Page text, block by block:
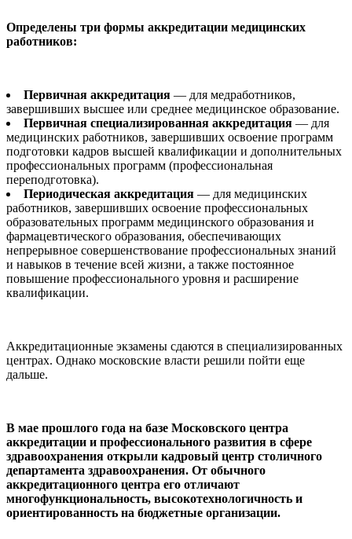
Определены три формы аккредитации медицинских
работников:
Первичная аккредитация — для медработников,
завершивших высшее или среднее медицинское образование.
Первичная специализированная аккредитация — для
медицинских работников, завершивших освоение программ
подготовки кадров высшей квалификации и дополнительных
профессиональных программ (профессиональная
переподготовка).
Периодическая аккредитация — для медицинских
работников, завершивших освоение профессиональных
образовательных программ медицинского образования и
фармацевтического образования, обеспечивающих
непрерывное совершенствование профессиональных знаний
и навыков в течение всей жизни, а также постоянное
повышение профессионального уровня и расширение
квалификации.
Аккредитационные экзамены сдаются в специализированных
центрах. Однако московские власти решили пойти еще
дальше.
В мае прошлого года на базе Московского центра
аккредитации и профессионального развития в сфере
здравоохранения открыли кадровый центр столичного
департамента здравоохранения. От обычного
аккредитационного центра его отличают
многофункциональность, высокотехнологичность и
ориентированность на бюджетные организации.